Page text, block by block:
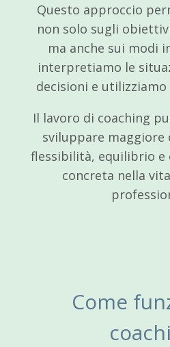
Questo approccio
non solo sugli
ma anche sui modi
interpretiamo le
decisioni e
Il lavoro di coaching
sviluppare maggiore
flessibilità, equilibrio e
concreta nella
Come